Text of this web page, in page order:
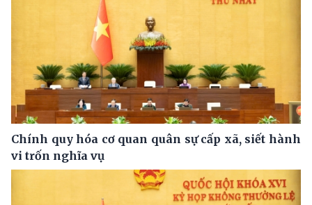
Chính quy hóa cơ quan quân sự cấp xã, siết hành
vi trốn nghĩa vụ